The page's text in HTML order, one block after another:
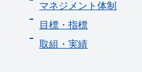
マネジメント体制
目標・指標
取組・実績